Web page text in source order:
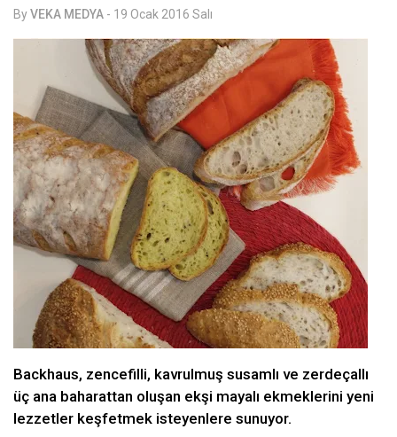
ByVEKA MEDYA - 19 Ocak 2016 Salı
Backhaus, zencefilli, kavrulmuş susamlı ve zerdeçallı
üç ana baharattan oluşan ekşi mayalı ekmeklerini yeni
lezzetler keşfetmek isteyenlere sunuyor.